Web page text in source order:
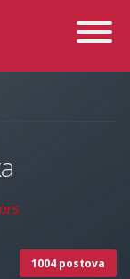
Toggle
1004 postova